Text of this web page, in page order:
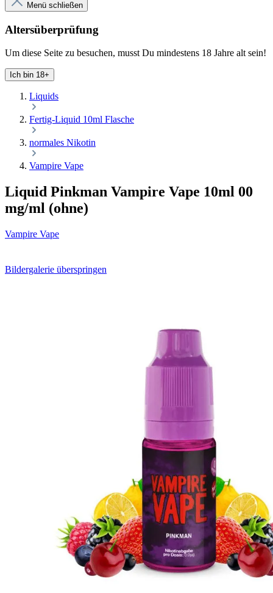
Menü schließen
Altersüberprüfung
Um diese Seite zu besuchen, musst Du mindestens 18 Jahre alt sein!
Ich bin 18+
Liquids
Fertig-Liquid 10ml Flasche
normales Nikotin
Vampire Vape
Liquid Pinkman Vampire Vape 10ml 00
mg/ml (ohne)
Vampire Vape
Bildergalerie überspringen